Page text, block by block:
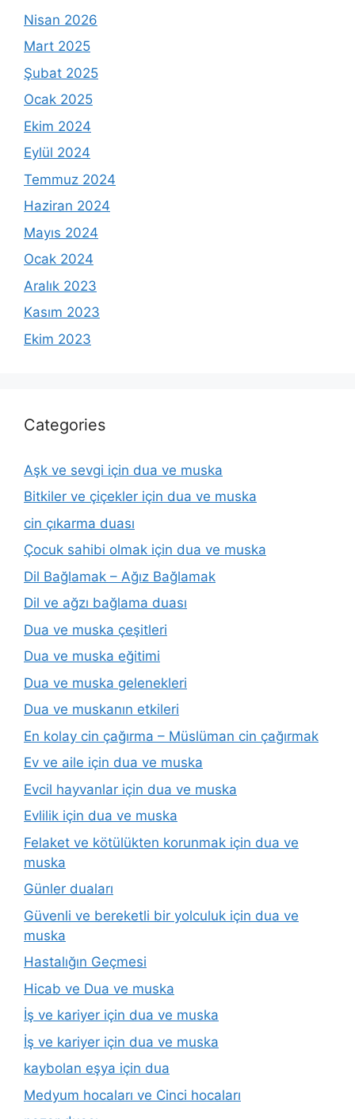
Nisan 2026
Mart 2025
Şubat 2025
Ocak 2025
Ekim 2024
Eylül 2024
Temmuz 2024
Haziran 2024
Mayıs 2024
Ocak 2024
Aralık 2023
Kasım 2023
Ekim 2023
Categories
Aşk ve sevgi için dua ve muska
Bitkiler ve çiçekler için dua ve muska
cin çıkarma duası
Çocuk sahibi olmak için dua ve muska
Dil Bağlamak – Ağız Bağlamak
Dil ve ağzı bağlama duası
Dua ve muska çeşitleri
Dua ve muska eğitimi
Dua ve muska gelenekleri
Dua ve muskanın etkileri
En kolay cin çağırma – Müslüman cin çağırmak
Ev ve aile için dua ve muska
Evcil hayvanlar için dua ve muska
Evlilik için dua ve muska
Felaket ve kötülükten korunmak için dua ve
muska
Günler duaları
Güvenli ve bereketli bir yolculuk için dua ve
muska
Hastalığın Geçmesi
Hicab ve Dua ve muska
İş ve kariyer için dua ve muska
İş ve kariyer için dua ve muska
kaybolan eşya için dua
Medyum hocaları ve Cinci hocaları